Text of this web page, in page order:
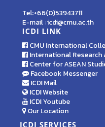
Tel:+66(0)53943711
E-mail : icdi@cmu.ac.th
ICDI LINK
CMU International
International Research
Center for ASEAN
Facebook Messenger
ICDI Mail
ICDI Website
ICDI Youtube
Our Location
ICDI SERVICES